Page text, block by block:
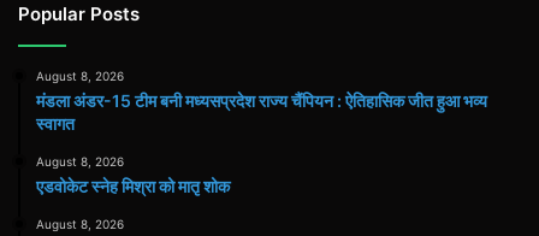
Popular Posts
August 8, 2026
मंडला अंडर-15 टीम बनी मध्यसप्रदेश राज्य चैंपियन : ऐतिहासिक जीत हुआ भव्य
स्वागत
August 8, 2026
एडवोकेट स्नेह मिश्रा को मातृ शोक
August 8, 2026